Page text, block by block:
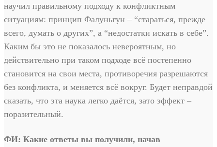
научил правильному подходу к конфликтным
ситуациям: принцип Фалуньгун – “стараться, прежде
всего, думать о других”, а “недостатки искать в себе”.
Каким бы это не показалось невероятным, но
действительно при таком подходе всё постепенно
становится на свои места, противоречия разрешаются
без конфликта, и меняется всё вокруг. Будет неправдой
сказать, что эта наука легко даётся, зато эффект –
поразительный.
ФИ: Какие ответы вы получили, начав